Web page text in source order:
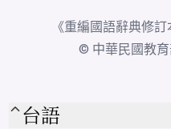
《重編國語辭典修訂
© 中華民國教育
台語